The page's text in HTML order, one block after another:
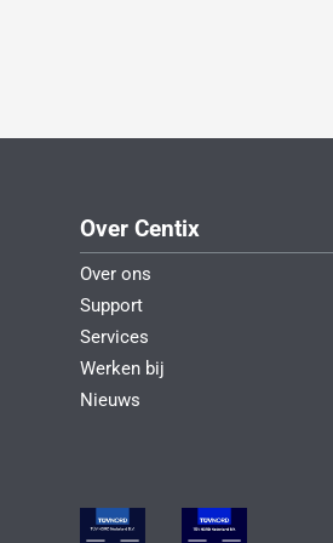
Over Centix
Over ons
Support
Services
Werken bij
Nieuws